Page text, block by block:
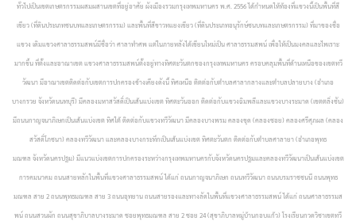
ทั่วไปเป็นเขตเกษตรกรรมผสมผสานเขตที่อยู่อาศัย ผังเมืองรวมกรุงเทพมหานคร พ.ศ. 2556 ได้กำหนดให้ท้องที่แขวงนี้เป็นพื้นที่สี
เขียว (ที่ดินประเภทชนบทและเกษตรกรรม) และพื้นที่สีขาวทแยงเขียว (ที่ดินประเภทอนุรักษ์ชนบทและเกษตรกรรม) ที่มาของชื่อ
แขวง เดิมแขวงศาลาธรรมสพน์มีชื่อว่า ศาลาทำศพ แต่ในภายหลังได้เขียนใหม่เป็น ศาลาธรรมสพน์ เพื่อให้เป็นมงคลและไพเราะ
มากขึ้น ที่ตั้งและอาณาเขต แขวงศาลาธรรมสพน์ตั้งอยู่ทางทิศตะวันตกของกรุงเทพมหานคร ครอบคลุมพื้นที่ด้านเหนือของเขตทวี
วัฒนา มีอาณาเขตติดต่อกับเขตการปกครองข้างเคียงดังนี้ ทิศเหนือ ติตต่อกับตำบลศาลากลางและตำบลปลายบาง (อำเภอ
บางกรวย จังหวัดนนทบุรี) มีคลองมหาสวัสดิ์เป็นเส้นแบ่งเขต ทิศตะวันออก ติดต่อกับแขวงฉิมพลีและแขวงบางระมาด (เขตตลิ่งชัน)
มีถนนกาญจนาภิเษกเป็นเส้นแบ่งเขต ทิศใต้ ติดต่อกับแขวงทวีวัฒนา มีคลองบางพรม คลองขุด (คลองซอย) คลองศรีศุภผล (คลอง
สวัสดิ์โภชนา) คลองทวีวัฒนา และคลองบางกระทึกเป็นเส้นแบ่งเขต ทิศตะวันตก ติดต่อกับตำบลศาลายา (อำเภอพุทธ
มณฑล จังหวัดนครปฐม) มีแนวแบ่งเขตการปกครองระหว่างกรุงเทพมหานครกับจังหวัดนครปฐมและคลองทวีวัฒนาเป็นเส้นแบ่งเขต
การคมนาคม ถนนสายหลักในพื้นที่แขวงศาลาธรรมสพน์ ได้แก่ ถนนกาญจนาภิเษก ถนนทวีวัฒนา ถนนบรมราชชนนี ถนนพุทธ
มณฑล สาย 2 ถนนพุทธมณฑล สาย 3 ถนนอุทยาน ถนนสายรองและทางลัดในพื้นที่แขวงศาลาธรรมสพน์ ได้แก่ ถนนศาลาธรรมส
พน์ ถนนสวนผัก ถนนสุขาภิบาลบางระมาด ซอยพุทธมณฑล สาย 2 ซอย 24 (สุขาภิบาลหมู่บ้านกอบแก้ว) โรงเรียนกวดวิชาเขตทวี